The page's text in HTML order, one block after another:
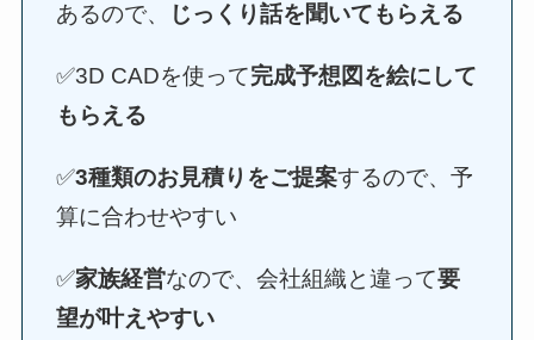
あるので、
じっくり話を聞いてもらえる
✅3D CADを使って完成予想図を絵にして
もらえる
✅3種類のお見積りをご提案するので、予
算に合わせやすい
✅家族経営なので、会社組織と違って要
望が叶えやすい